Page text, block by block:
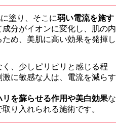
塗り、そこに弱い電流を施す
成分がイオンに変化し、肌の内
め、美肌に高い効果を発揮し
、少しピリピリと感じる程
に敏感な人は、電流を減らす
リを蘇らせる作用や美白効果な
り入れられる施術です。